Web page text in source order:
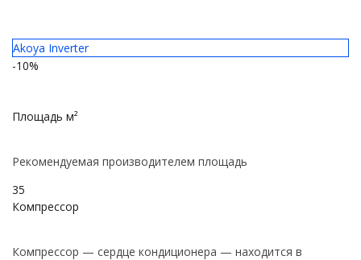
Akoya Inverter
-10%
Площадь м²
Рекомендуемая производителем площадь
35
Компрессор
Компрессор — сердце кондиционера — находится в